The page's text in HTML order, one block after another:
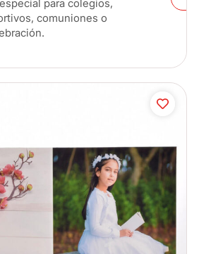
para colegios,
comuniones o